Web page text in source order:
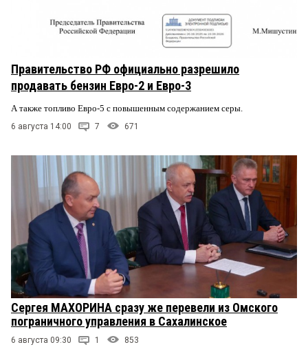
Правительство РФ официально разрешило
продавать бензин Евро-2 и Евро-3
А также топливо Евро-5 с повышенным содержанием серы.
6 августа 14:00 7 671
Сергея МАХОРИНА сразу же перевели из Омского
пограничного управления в Сахалинское
6 августа 09:30 1 853